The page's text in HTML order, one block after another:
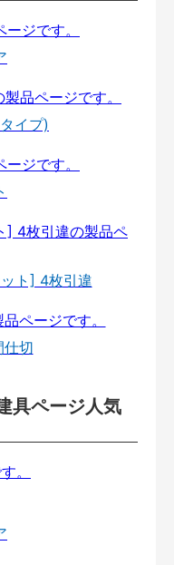
イプ)
ト] 4枚引違
仕切
具ページ人気